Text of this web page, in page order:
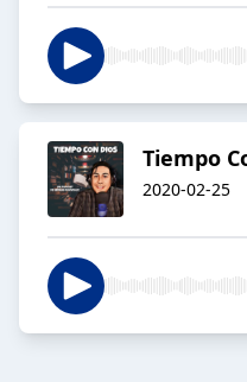
Tiempo
2020-02-25